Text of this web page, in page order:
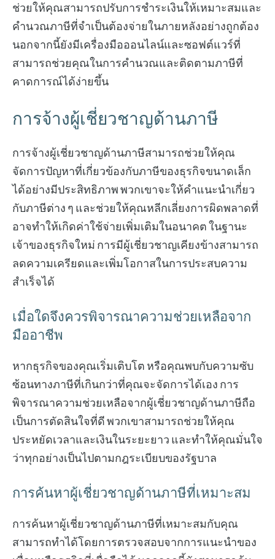
ช่วยให้คุณสามารถปรับการชำระเงินให้เหมาะสมและ
คำนวณภาษีที่จำเป็นต้องจ่ายในภายหลังอย่างถูกต้อง
นอกจากนี้ยังมีเครื่องมือออนไลน์และซอฟต์แวร์ที่
สามารถช่วยคุณในการคำนวณและติดตามภาษีที่
คาดการณ์ได้ง่ายขึ้น
การจ้างผู้เชี่ยวชาญด้านภาษี
การจ้างผู้เชี่ยวชาญด้านภาษีสามารถช่วยให้คุณ
จัดการปัญหาที่เกี่ยวข้องกับภาษีของธุรกิจขนาดเล็ก
ได้อย่างมีประสิทธิภาพ พวกเขาจะให้คำแนะนำเกี่ยว
กับภาษีต่าง ๆ และช่วยให้คุณหลีกเลี่ยงการผิดพลาดที่
อาจทำให้เกิดค่าใช้จ่ายเพิ่มเติมในอนาคต ในฐานะ
เจ้าของธุรกิจใหม่ การมีผู้เชี่ยวชาญเคียงข้างสามารถ
ลดความเครียดและเพิ่มโอกาสในการประสบความ
สำเร็จได้
เมื่อใดจึงควรพิจารณาความช่วยเหลือจาก
มืออาชีพ
หากธุรกิจของคุณเริ่มเติบโต หรือคุณพบกับความซับ
ซ้อนทางภาษีที่เกินกว่าที่คุณจะจัดการได้เอง การ
พิจารณาความช่วยเหลือจากผู้เชี่ยวชาญด้านภาษีถือ
เป็นการตัดสินใจที่ดี พวกเขาสามารถช่วยให้คุณ
ประหยัดเวลาและเงินในระยะยาว และทำให้คุณมั่นใจ
ว่าทุกอย่างเป็นไปตามกฎระเบียบของรัฐบาล
การค้นหาผู้เชี่ยวชาญด้านภาษีที่เหมาะสม
การค้นหาผู้เชี่ยวชาญด้านภาษีที่เหมาะสมกับคุณ
สามารถทำได้โดยการตรวจสอบจากการแนะนำของ